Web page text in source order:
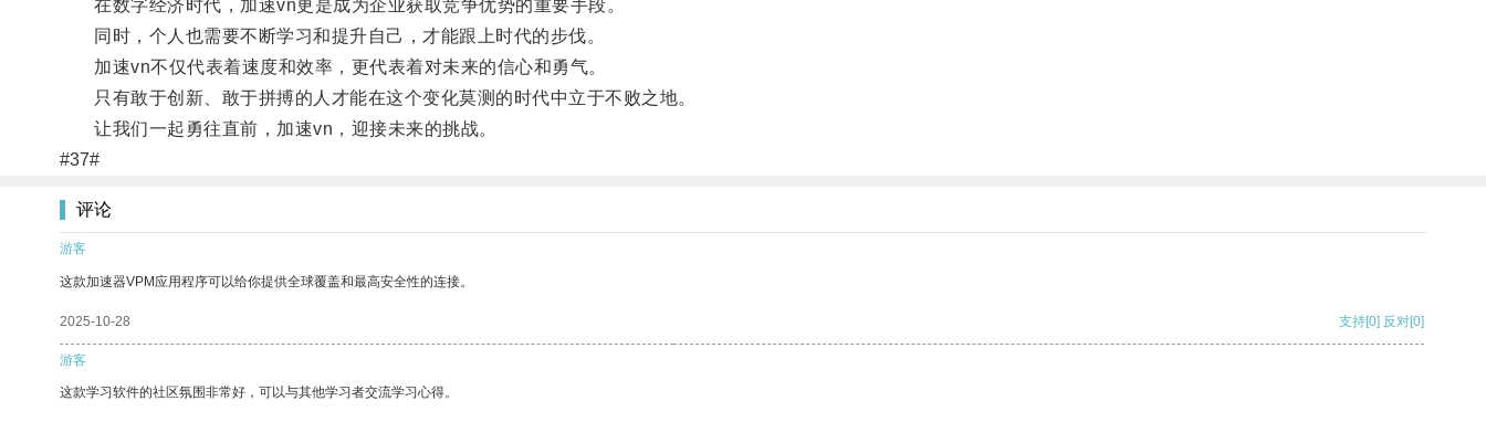
在数字经济时代，加速vn更是成为企业获取竞争优势的重要手段。
同时，个人也需要不断学习和提升自己，才能跟上时代的步伐。
加速vn不仅代表着速度和效率，更代表着对未来的信心和勇气。
只有敢于创新、敢于拼搏的人才能在这个变化莫测的时代中立于不败之地。
让我们一起勇往直前，加速vn，迎接未来的挑战。
#37#
评论
游客
这款加速器VPM应用程序可以给你提供全球覆盖和最高安全性的连接。
2025-10-28 支持[0] 反对[0]
游客
这款学习软件的社区氛围非常好，可以与其他学习者交流学习心得。